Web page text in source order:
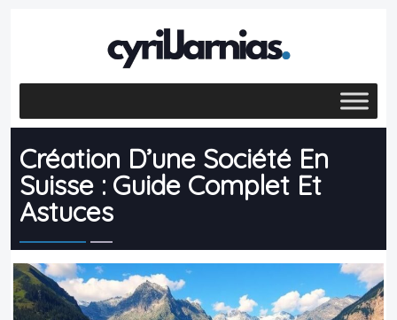
Création D’une Société En
Suisse : Guide Complet Et
Astuces